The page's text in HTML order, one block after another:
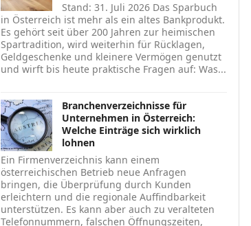
Stand: 31. Juli 2026 Das Sparbuch
in Österreich ist mehr als ein altes Bankprodukt.
Es gehört seit über 200 Jahren zur heimischen
Spartradition, wird weiterhin für Rücklagen,
Geldgeschenke und kleinere Vermögen genutzt
und wirft bis heute praktische Fragen auf: Was...
Branchenverzeichnisse für
Unternehmen in Österreich:
Welche Einträge sich wirklich
lohnen
Ein Firmenverzeichnis kann einem
österreichischen Betrieb neue Anfragen
bringen, die Überprüfung durch Kunden
erleichtern und die regionale Auffindbarkeit
unterstützen. Es kann aber auch zu veralteten
Telefonnummern, falschen Öffnungszeiten,